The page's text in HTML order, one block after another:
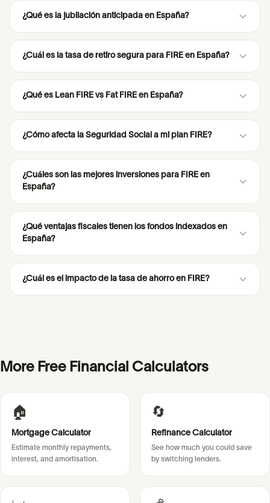
¿Qué es la jubilación anticipada en España?
¿Cuál es la tasa de retiro segura para FIRE en España?
¿Qué es Lean FIRE vs Fat FIRE en España?
¿Cómo afecta la Seguridad Social a mi plan FIRE?
¿Cuáles son las mejores inversiones para FIRE en
España?
¿Qué ventajas fiscales tienen los fondos indexados en
España?
¿Cuál es el impacto de la tasa de ahorro en FIRE?
More Free Financial Calculators
🏠
Mortgage Calculator
Estimate monthly repayments,
interest, and amortisation.
🔄
Refinance Calculator
See how much you could save
by switching lenders.